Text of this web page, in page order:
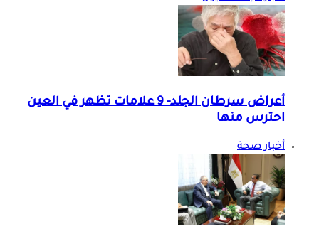
أعراض سرطان الجلد- 9 علامات تظهر في العين
احترس منها
أخبار صحة